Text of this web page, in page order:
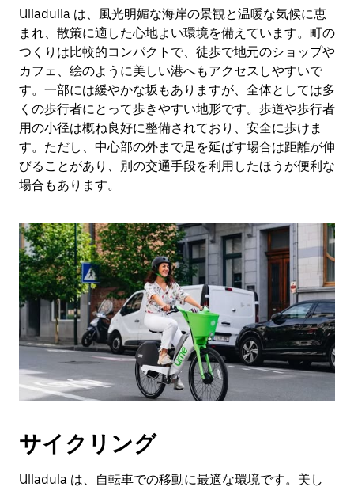
Ulladulla は、風光明媚な海岸の景観と温暖な気候に恵
まれ、散策に適した心地よい環境を備えています。町の
つくりは比較的コンパクトで、徒歩で地元のショップや
カフェ、絵のように美しい港へもアクセスしやすいで
す。一部には緩やかな坂もありますが、全体としては多
くの歩行者にとって歩きやすい地形です。歩道や歩行者
用の小径は概ね良好に整備されており、安全に歩けま
す。ただし、中心部の外まで足を延ばす場合は距離が伸
びることがあり、別の交通手段を利用したほうが便利な
場合もあります。
サイクリング
Ulladula は、自転車での移動に最適な環境です。美し